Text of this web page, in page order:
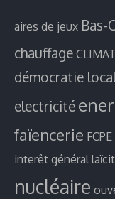
aires de jeux Bas-
chauffage CLIMAT
démocratie
electricité
faïencerie FCPE
interêt général
nucléaire